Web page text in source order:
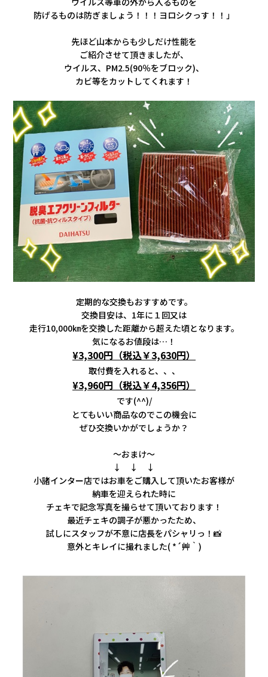
防げるものは防ぎましょう！！！ ヨロシクっす！！」
先ほど山本からも少しだけ性能を
ご紹介させて頂きましたが、
ウイルス、PM2.5(90％をブロック)、
カビ等をカットしてくれます！
定期的な交換もおすすめです。
交換目安は、1年に１回又は
走行10,000㎞を交換した距離から超えた頃となります。
気になるお値段は…！
¥3,300円（税込￥3,630円）
取付費を入れると、、、
¥3,960円（税込￥4,356円）
です(^^)/
とてもいい商品なのでこの機会に
ぜひ交換いかがでしょうか？
～おまけ～
↓ ↓ ↓
小諸インター店ではお車をご購入して頂いたお客様が
納車を迎えられた時に
チェキで記念写真を撮らせて頂いております！
最近チェキの調子が悪かったため、
試しにスタッフが不意に店長をパシャリっ！📸
意外とキレイに撮れました( *´艸｀)